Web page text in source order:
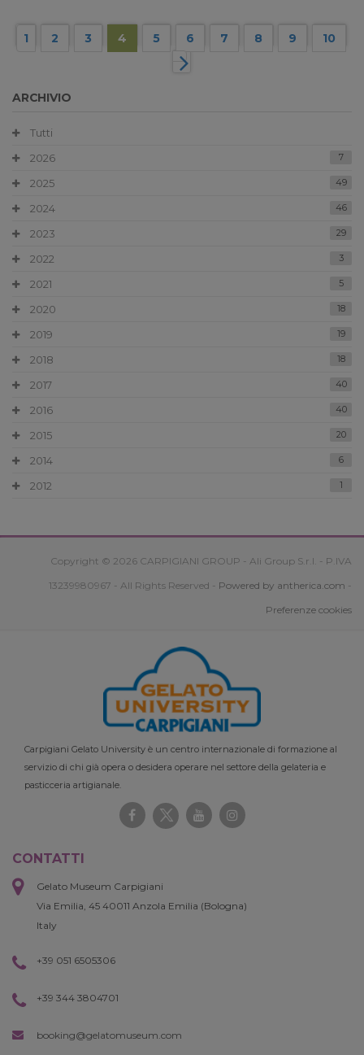
1 2 3 4 5 6 7 8 9 10
ARCHIVIO
Tutti
2026
7
2025 49
2024 46
2023 29
2022 3
2021 5
2020 18
2019 19
2018 18
2017 40
2016 40
2015 20
2014 6
2012 1
Copyright © 2026 CARPIGIANI GROUP - Ali Group S.r.l. - P.IVA
13239980967 - All Rights Reserved - Powered by antherica.com -
Preferenze cookies
Carpigiani Gelato University è un centro internazionale di formazione al
servizio di chi già opera o desidera operare nel settore della gelateria e
pasticceria artigianale.
CONTATTI
Gelato Museum Carpigiani
Via Emilia, 45 40011 Anzola Emilia (Bologna)
Italy
+39 051 6505306
+39 344 3804701
booking@gelatomuseum.com